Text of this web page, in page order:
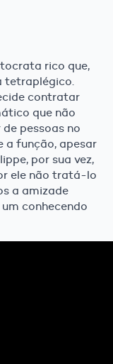
rico que,
tetraplégico.
contratar
que não
pessoas no
a função, apesar
por sua vez,
ele não tratá-lo
a amizade
conhecendo